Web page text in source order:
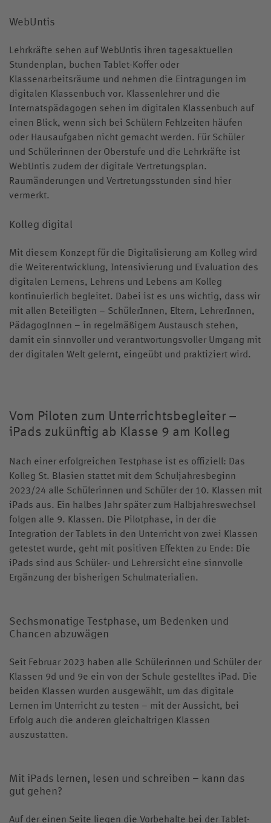
WebUntis
Lehrkräfte sehen auf WebUntis ihren tagesaktuellen
Stundenplan, buchen Tablet-Koffer oder
Klassenarbeitsräume und nehmen die Eintragungen im
digitalen Klassenbuch vor. Klassenlehrer und die
Internatspädagogen sehen im digitalen Klassenbuch auf
einen Blick, wenn sich bei Schülern Fehlzeiten häufen
oder Hausaufgaben nicht gemacht werden. Für Schüler
und Schülerinnen der Oberstufe und die Lehrkräfte ist
WebUntis zudem der digitale Vertretungsplan.
Raumänderungen und Vertretungsstunden sind hier
vermerkt.
Kolleg digital
Mit diesem Konzept für die Digitalisierung am Kolleg wird
die Weiterentwicklung, Intensivierung und Evaluation des
digitalen Lernens, Lehrens und Lebens am Kolleg
kontinuierlich begleitet. Dabei ist es uns wichtig, dass wir
mit allen Beteiligten – SchülerInnen, Eltern, LehrerInnen,
PädagogInnen – in regelmäßigem Austausch stehen,
damit ein sinnvoller und verantwortungsvoller Umgang mit
der digitalen Welt gelernt, eingeübt und praktiziert wird.
Vom Piloten zum Unterrichtsbegleiter –
iPads zukünftig ab Klasse 9 am Kolleg
Nach einer erfolgreichen Testphase ist es offiziell: Das
Kolleg St. Blasien stattet mit dem Schuljahresbeginn
2023/24 alle Schülerinnen und Schüler der 10. Klassen mit
iPads aus. Ein halbes Jahr später zum Halbjahreswechsel
folgen alle 9. Klassen. Die Pilotphase, in der die
Integration der Tablets in den Unterricht von zwei Klassen
getestet wurde, geht mit positiven Effekten zu Ende: Die
iPads sind aus Schüler- und Lehrersicht eine sinnvolle
Ergänzung der bisherigen Schulmaterialien.
Sechsmonatige Testphase, um Bedenken und
Chancen abzuwägen
Seit Februar 2023 haben alle Schülerinnen und Schüler der
Klassen 9d und 9e ein von der Schule gestelltes iPad. Die
beiden Klassen wurden ausgewählt, um das digitale
Lernen im Unterricht zu testen – mit der Aussicht, bei
Erfolg auch die anderen gleichaltrigen Klassen
auszustatten.
Mit iPads lernen, lesen und schreiben – kann das
gut gehen?
Auf der einen Seite liegen die Vorbehalte bei der Tablet-